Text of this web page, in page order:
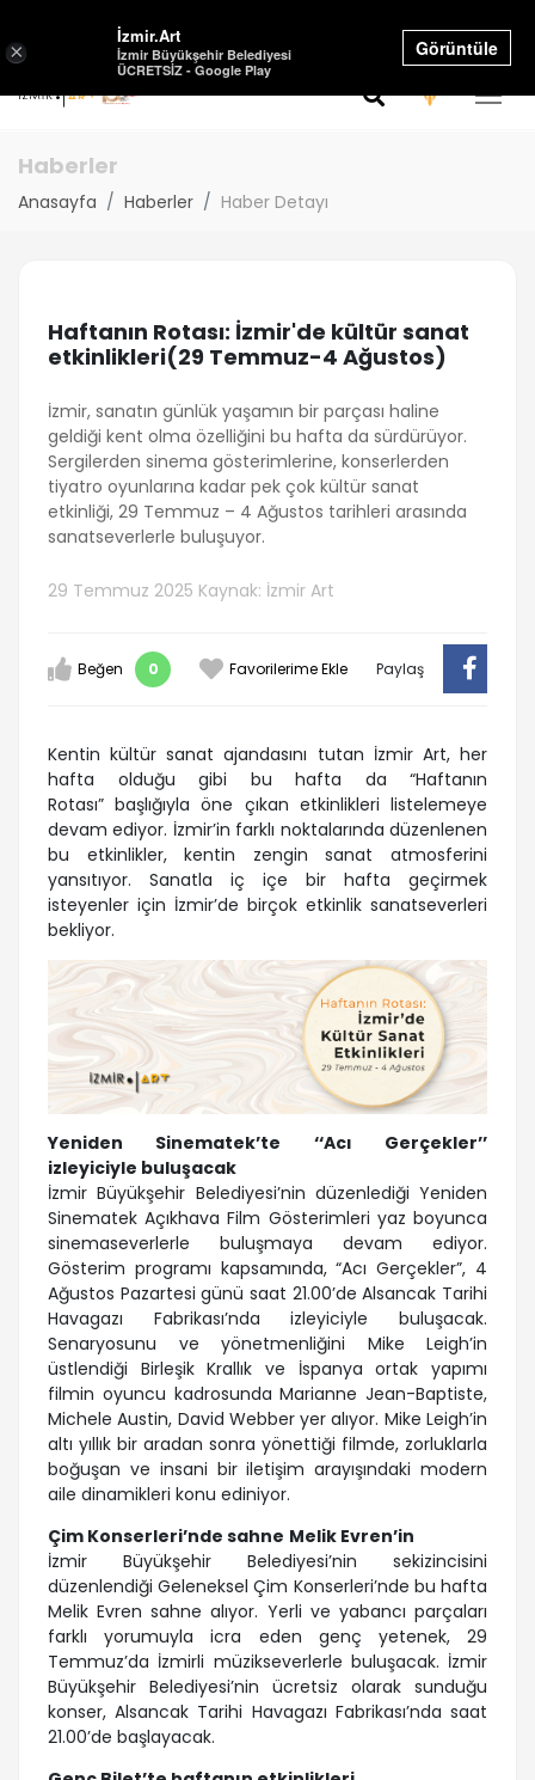
Select Language
Haberler
Anasayfa Haberler Haber Detayı
Haftanın Rotası: İzmir'de kültür sanat
etkinlikleri(29 Temmuz-4 Ağustos)
İzmir, sanatın günlük yaşamın bir parçası haline
geldiği kent olma özelliğini bu hafta da sürdürüyor.
Sergilerden sinema gösterimlerine, konserlerden
tiyatro oyunlarına kadar pek çok kültür sanat
etkinliği, 29 Temmuz – 4 Ağustos tarihleri arasında
sanatseverlerle buluşuyor.
29 Temmuz 2025 Kaynak: İzmir Art
Beğen 0 Favorilerime Ekle Paylaş
Kentin kültür sanat ajandasını tutan İzmir Art, her
hafta olduğu gibi bu hafta da “Haftanın
Rotası” başlığıyla öne çıkan etkinlikleri listelemeye
devam ediyor. İzmir’in farklı noktalarında düzenlenen
bu etkinlikler, kentin zengin sanat atmosferini
yansıtıyor. Sanatla iç içe bir hafta geçirmek
isteyenler için İzmir’de birçok etkinlik sanatseverleri
bekliyor.
Yeniden Sinematek’te ‘‘Acı Gerçekler’’
izleyiciyle buluşacak
İzmir Büyükşehir Belediyesi’nin düzenlediği Yeniden
Sinematek Açıkhava Film Gösterimleri yaz boyunca
sinemaseverlerle buluşmaya devam ediyor.
Gösterim programı kapsamında, “Acı Gerçekler”, 4
Ağustos Pazartesi günü saat 21.00’de Alsancak Tarihi
Havagazı Fabrikası’nda izleyiciyle buluşacak.
Senaryosunu ve yönetmenliğini Mike Leigh’in
üstlendiği Birleşik Krallık ve İspanya ortak yapımı
filmin oyuncu kadrosunda Marianne Jean-Baptiste,
Michele Austin, David Webber yer alıyor. Mike Leigh’in
altı yıllık bir aradan sonra yönettiği filmde, zorluklarla
boğuşan ve insani bir iletişim arayışındaki modern
aile dinamikleri konu ediniyor.
Çim Konserleri’nde sahne Melik Evren’in
İzmir Büyükşehir Belediyesi’nin sekizincisini
düzenlendiği Geleneksel Çim Konserleri’nde bu hafta
Melik Evren sahne alıyor. Yerli ve yabancı parçaları
farklı yorumuyla icra eden genç yetenek, 29
Temmuz’da İzmirli müzikseverlerle buluşacak. İzmir
Büyükşehir Belediyesi’nin ücretsiz olarak sunduğu
konser, Alsancak Tarihi Havagazı Fabrikası’nda saat
21.00’de başlayacak.
×
İzmir.Art
İzmir Büyükşehir Belediyesi
ÜCRETSİZ - Google Play
Görüntüle